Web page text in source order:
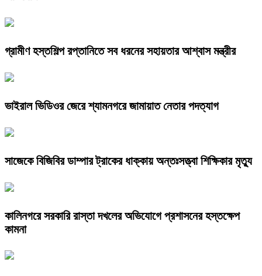
গ্রামীণ হস্তশিল্প রপ্তানিতে সব ধরনের সহায়তার আশ্বাস মন্ত্রীর
ভাইরাল ভিডিওর জেরে শ্যামনগরে জামায়াত নেতার পদত্যাগ
সাজেকে বিজিবির ডাম্পার ট্রাকের ধাক্কায় অন্তঃসত্ত্বা শিক্ষিকার মৃত্যু
কালিনগরে সরকারি রাস্তা দখলের অভিযোগে প্রশাসনের হস্তক্ষেপ
কামনা